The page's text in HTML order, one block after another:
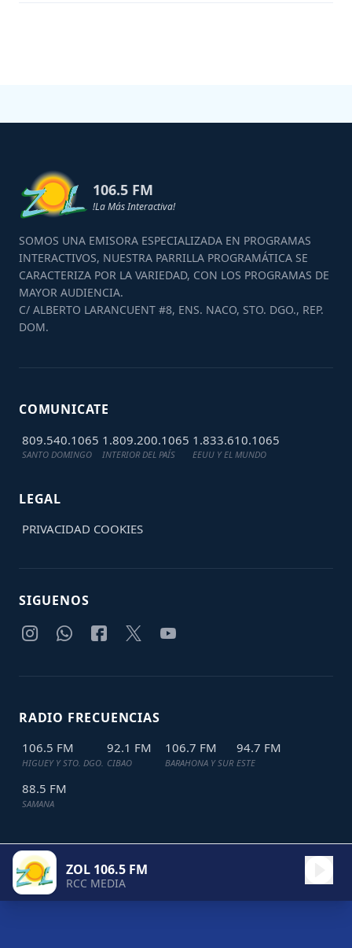
106.5 FM
!La Más Interactiva!
SOMOS UNA EMISORA ESPECIALIZADA EN PROGRAMAS
INTERACTIVOS, NUESTRA PARRILLA PROGRAMÁTICA SE
CARACTERIZA POR LA VARIEDAD, CON LOS PROGRAMAS DE
MAYOR AUDIENCIA.
C/ ALBERTO LARANCUENT #8, ENS. NACO, STO. DGO., REP.
DOM.
COMUNICATE
809.540.1065
SANTO DOMINGO
1.809.200.1065
INTERIOR DEL PAÍS
1.833.610.1065
EEUU Y EL MUNDO
LEGAL
PRIVACIDAD COOKIES
SIGUENOS
RADIO FRECUENCIAS
106.5 FM
HIGUEY Y STO. DGO.
92.1 FM
CIBAO
106.7 FM
BARAHONA Y SUR
94.7 FM
ESTE
88.5 FM
SAMANA
TODOS LOS DERECHOS RESERVADOS © 2024
ZOL 106.5 FM
RCC MEDIA